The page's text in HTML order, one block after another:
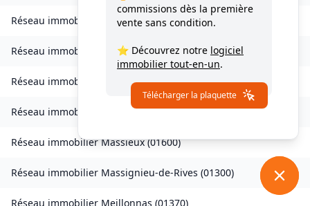
Réseau immobilier Lantenay (01430)
Réseau immobilier Magnieu(01300)
Réseau immobilier Marsonnas(01340)
Réseau immobilier Martignat(01100)
Réseau immobilierMassieux(01600)
Réseau immobilier Massignieu-de-Rives (01300)
Réseau immobilier Meillonnas (01370)
commissions dès la première
vente sans condition.
⭐ Découvrez notre logiciel
immobilier tout-en-un.
Télécharger la plaquette